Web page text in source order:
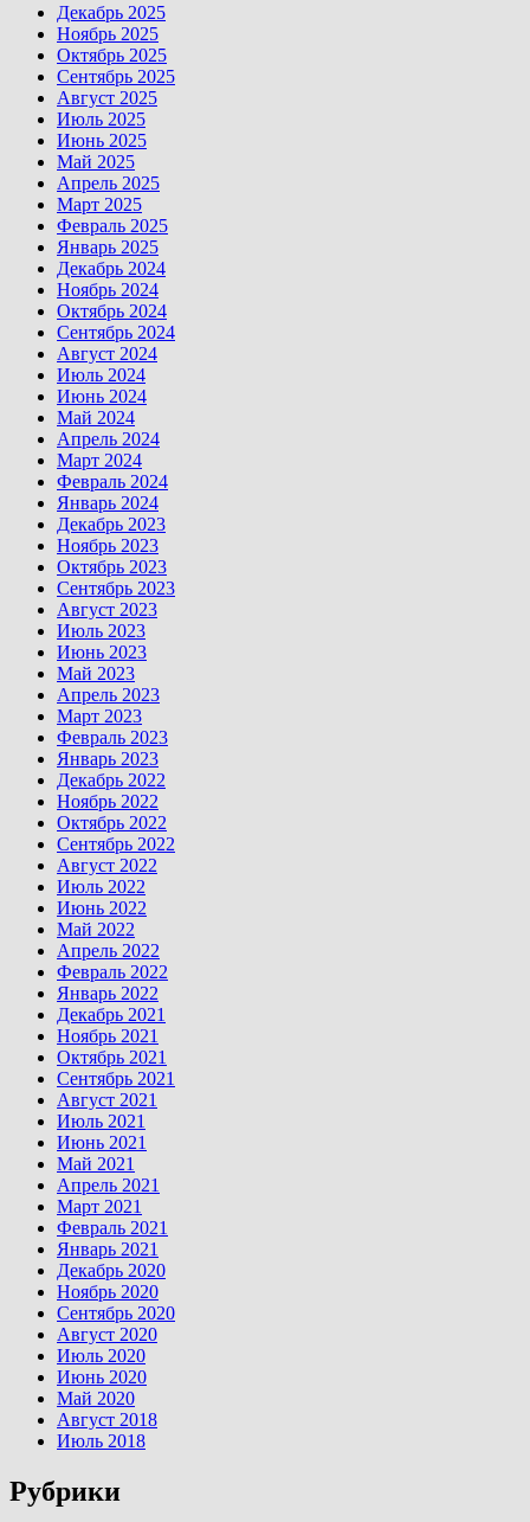
Декабрь 2025
Ноябрь 2025
Октябрь 2025
Сентябрь 2025
Август 2025
Июль 2025
Июнь 2025
Май 2025
Апрель 2025
Март 2025
Февраль 2025
Январь 2025
Декабрь 2024
Ноябрь 2024
Октябрь 2024
Сентябрь 2024
Август 2024
Июль 2024
Июнь 2024
Май 2024
Апрель 2024
Март 2024
Февраль 2024
Январь 2024
Декабрь 2023
Ноябрь 2023
Октябрь 2023
Сентябрь 2023
Август 2023
Июль 2023
Июнь 2023
Май 2023
Апрель 2023
Март 2023
Февраль 2023
Январь 2023
Декабрь 2022
Ноябрь 2022
Октябрь 2022
Сентябрь 2022
Август 2022
Июль 2022
Июнь 2022
Май 2022
Апрель 2022
Февраль 2022
Январь 2022
Декабрь 2021
Ноябрь 2021
Октябрь 2021
Сентябрь 2021
Август 2021
Июль 2021
Июнь 2021
Май 2021
Апрель 2021
Март 2021
Февраль 2021
Январь 2021
Декабрь 2020
Ноябрь 2020
Сентябрь 2020
Август 2020
Июль 2020
Июнь 2020
Май 2020
Август 2018
Июль 2018
Рубрики